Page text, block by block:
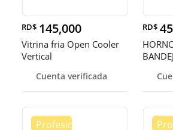
RD$ 145,000
Vitrina fria Open Cooler
Vertical
Cuenta verificada
RD$